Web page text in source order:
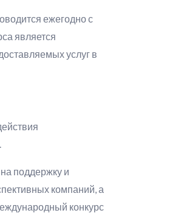
ежегодно с
является
услуг в
поддержку и
компаний, а
конкурс